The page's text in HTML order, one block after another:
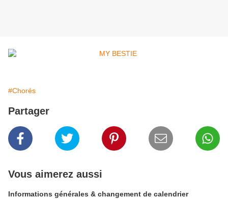
#Chorés
Partager
Vous aimerez aussi
Informations générales & changement de calendrier